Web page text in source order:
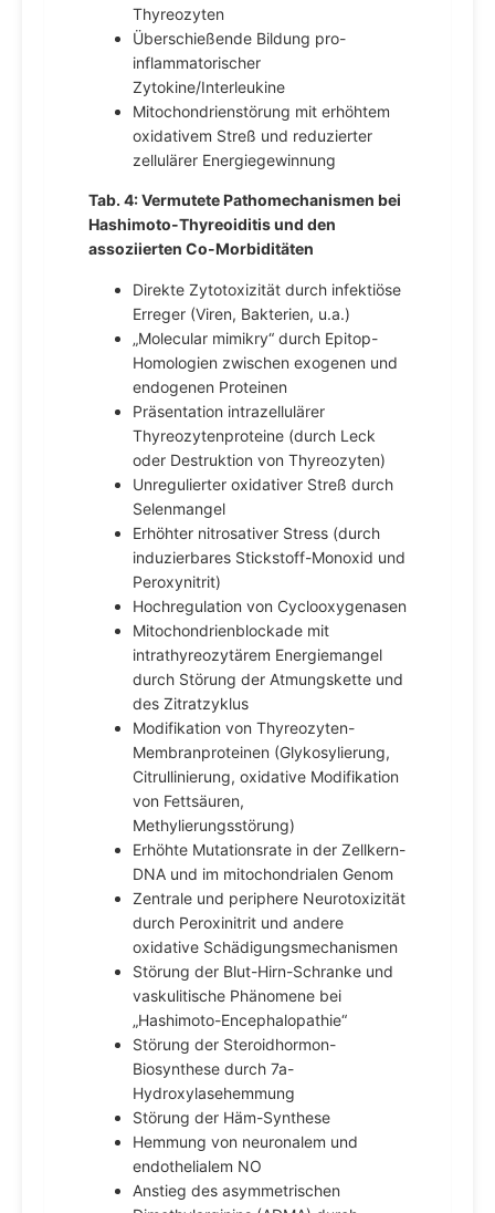
Thyreozyten
Überschießende Bildung pro-
inflammatorischer
Zytokine/Interleukine
Mitochondrienstörung mit erhöhtem
oxidativem Streß und reduzierter
zellulärer Energiegewinnung
Tab. 4: Vermutete Pathomechanismen bei
Hashimoto-Thyreoiditis und den
assoziierten Co-Morbiditäten
Direkte Zytotoxizität durch infektiöse
Erreger (Viren, Bakterien, u.a.)
„Molecular mimikry“ durch Epitop-
Homologien zwischen exogenen und
endogenen Proteinen
Präsentation intrazellulärer
Thyreozytenproteine (durch Leck
oder Destruktion von Thyreozyten)
Unregulierter oxidativer Streß durch
Selenmangel
Erhöhter nitrosativer Stress (durch
induzierbares Stickstoff-Monoxid und
Peroxynitrit)
Hochregulation von Cyclooxygenasen
Mitochondrienblockade mit
intrathyreozytärem Energiemangel
durch Störung der Atmungskette und
des Zitratzyklus
Modifikation von Thyreozyten-
Membranproteinen (Glykosylierung,
Citrullinierung, oxidative Modifikation
von Fettsäuren,
Methylierungsstörung)
Erhöhte Mutationsrate in der Zellkern-
DNA und im mitochondrialen Genom
Zentrale und periphere Neurotoxizität
durch Peroxinitrit und andere
oxidative Schädigungsmechanismen
Störung der Blut-Hirn-Schranke und
vaskulitische Phänomene bei
„Hashimoto-Encephalopathie“
Störung der Steroidhormon-
Biosynthese durch 7a-
Hydroxylasehemmung
Störung der Häm-Synthese
Hemmung von neuronalem und
endothelialem NO
Anstieg des asymmetrischen